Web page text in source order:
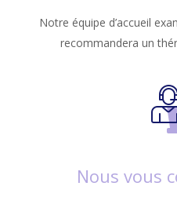
Notre équipe d’accueil
recommandera un
Nous vous